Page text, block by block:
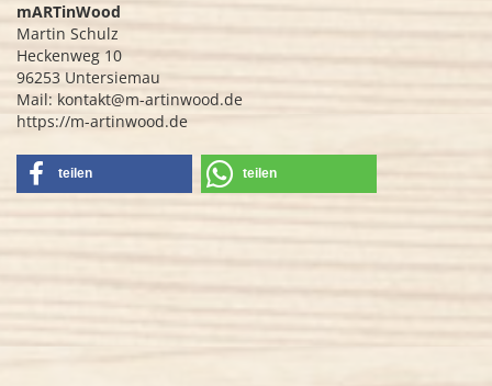
mARTinWood
Martin Schulz
Heckenweg 10
96253 Untersiemau
Mail: kontakt@m-artinwood.de
https://m-artinwood.de
teilen teilen